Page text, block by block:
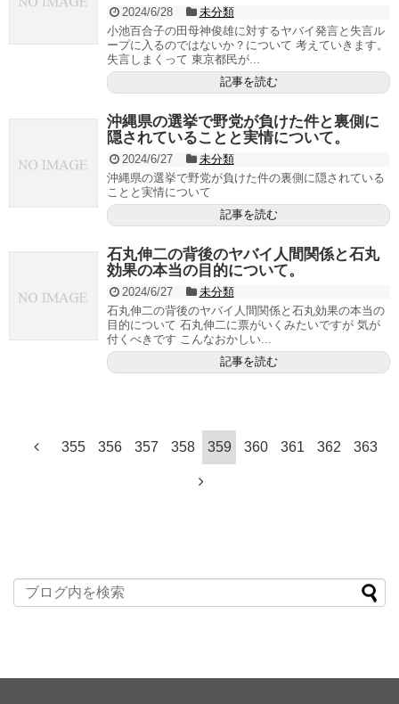
2024/6/28
未分類
小池百合子の田母神俊雄に対するヤバイ発言と失言ル
ープに入るのではないか？について 考えていきます。
失言しまくって 東京都民が...
記事を読む
沖縄県の選挙で野党が負けた件と裏側に
隠されていることと実情について。
2024/6/27
未分類
沖縄県の選挙で野党が負けた件の裏側に隠されている
ことと実情について
記事を読む
石丸伸二の背後のヤバイ人間関係と石丸
効果の本当の目的について。
2024/6/27
未分類
石丸伸二の背後のヤバイ人間関係と石丸効果の本当の
目的について 石丸伸二に票がいくみたいですが 気が
付くべきです こんなおかしい...
記事を読む
355 356 357 358 359 360 361 362 363